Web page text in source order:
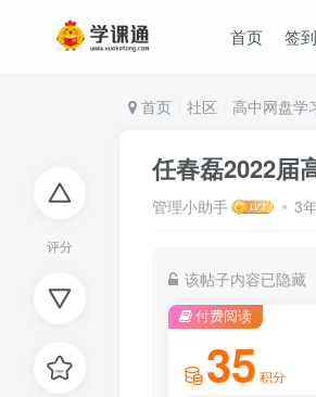
首页 签
评分
首页 社区 高中网盘学
任春磊2022届
管理小助手 3
该帖子内容已隐藏
付费阅读
35 积分